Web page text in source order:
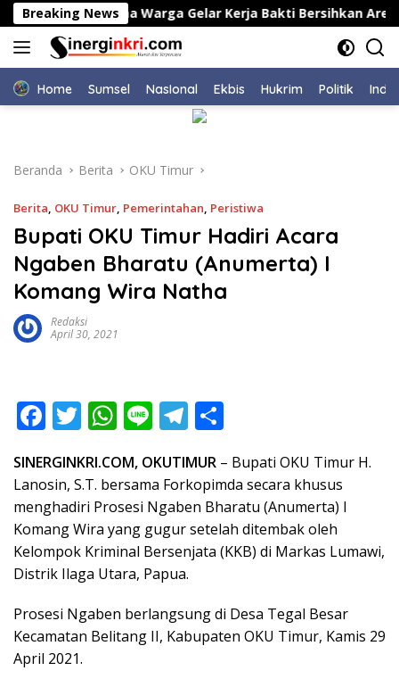
Langsung
ke
konten
Breaking News
Bersama Warga Gelar Kerja Bakti Bersihkan Area
Home Sumsel NasIonal Ekbis Hukrim Politik
Beranda Berita OKU Timur
Berita, OKU Timur, Pemerintahan, Peristiwa
Bupati OKU Timur Hadiri Acara
Ngaben Bharatu (Anumerta) I
Komang Wira Natha
Redaksi
April 30, 2021
F
e
b
o
o
k
T
itt
er
W
at
s
A
p
p
Li
e
T
e
gr
a
m
ar
e
SINERGINKRI.COM, OKUTIMUR – Bupati OKU Timur H.
Lanosin, S.T. bersama Forkopimda secara khusus
menghadiri Prosesi Ngaben Bharatu (Anumerta) I
Komang Wira yang gugur setelah ditembak oleh
Kelompok Kriminal Bersenjata (KKB) di Markas Lumawi,
Distrik Ilaga Utara, Papua.
Prosesi Ngaben berlangsung di Desa Tegal Besar
Kecamatan Belitang II, Kabupaten OKU Timur, Kamis 29
April 2021.